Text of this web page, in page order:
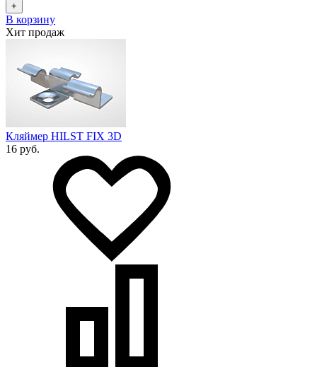
+
В корзину
Хит продаж
Кляймер HILST FIX 3D
16 руб.